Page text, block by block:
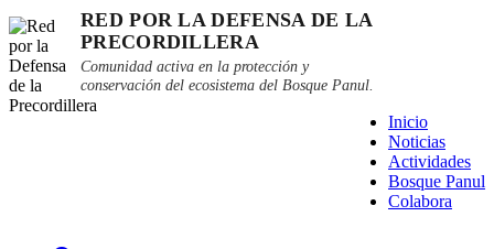
RED POR LA DEFENSA DE LA
PRECORDILLERA
Comunidad activa en la protección y
conservación del ecosistema del Bosque Panul.
Inicio
Noticias
Actividades
Bosque Panul
Colabora